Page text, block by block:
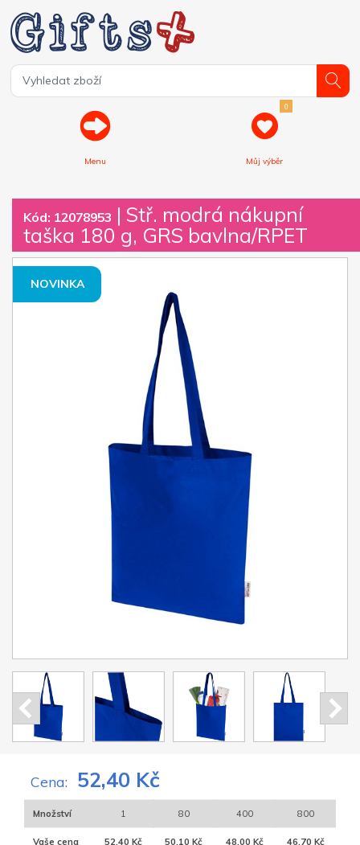
Menu
0
Můj výběr
Kód: 12078953 | Stř. modrá nákupní
taška 180 g, GRS bavlna/RPET
NOVINKA
Cena: 52,40 Kč
Množství 1 80 400 800
Vaše cena 52,40 Kč 50,10 Kč 48,00 Kč 46,70 Kč